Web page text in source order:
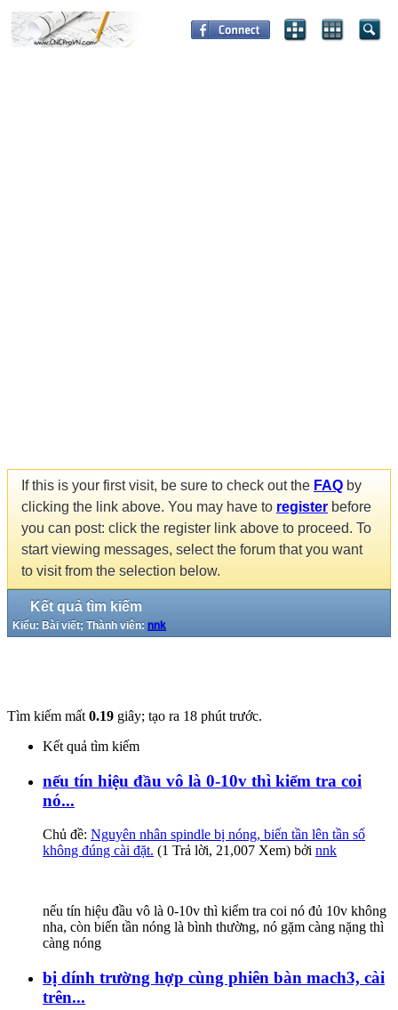
If this is your first visit, be sure to check out the FAQ by
clicking the link above. You may have to register before
you can post: click the register link above to proceed. To
start viewing messages, select the forum that you want
to visit from the selection below.
Kết quả tìm kiếm
Kiểu: Bài viết; Thành viên: nnk
Tìm kiếm mất 0.19 giây; tạo ra 18 phút trước.
Kết quả tìm kiếm
nếu tín hiệu đầu vô là 0-10v thì kiểm tra coi
nó...
Chủ đề: Nguyên nhân spindle bị nóng, biến tần lên tần số
không đúng cài đặt. (1 Trả lời, 21,007 Xem) bởi nnk
nếu tín hiệu đầu vô là 0-10v thì kiểm tra coi nó đủ 10v không
nha, còn biến tần nóng là bình thường, nó gặm càng nặng thì
càng nóng
bị dính trường hợp cùng phiên bàn mach3, cài
trên...